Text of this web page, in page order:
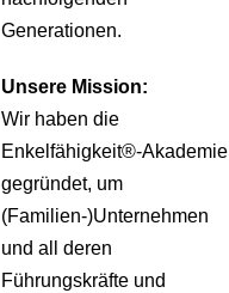
Generationen.
Unsere Mission:
Wir haben die
Enkelfähigkeit®-Akademie
gegründet, um
(Familien-)Unternehmen
und all deren
Führungskräfte und